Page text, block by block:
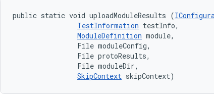
public static void uploadModuleResults (
TestInformation testInfo,
ModuleDefinition module,
                File moduleConfig,
                File protoResults,
                File moduleDir,
SkipContext skipContext)